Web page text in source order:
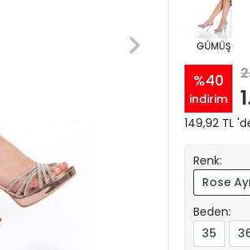
GÜMÜŞ
%40
indirim
149,92 TL
Renk:
Rose
Beden:
35